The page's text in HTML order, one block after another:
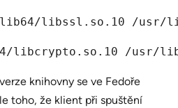
libssl.so.10 /usr/
libcrypto.so.10 /usr/
knihovny se ve Fedoře
toho, že klient při spuštění